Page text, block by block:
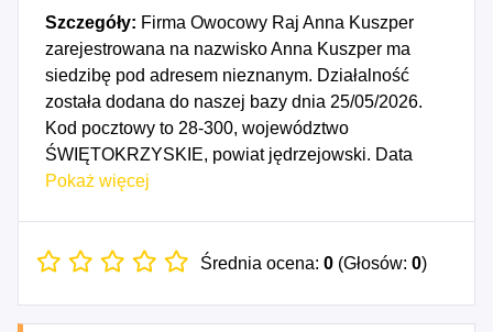
Szczegóły: Firma Owocowy Raj Anna Kuszper
zarejestrowana na nazwisko Anna Kuszper ma
siedzibę pod adresem nieznanym. Działalność
została dodana do naszej bazy dnia 25/05/2026.
Kod pocztowy to 28-300, województwo
ŚWIĘTOKRZYSKIE, powiat jędrzejowski. Data
rozpoczęcia działalności gospodarczej przypada
prowadzona w wyspecjalizowanych sklepach.
Pokaż więcej
Średnia ocena: 0 (Głosów: 0)